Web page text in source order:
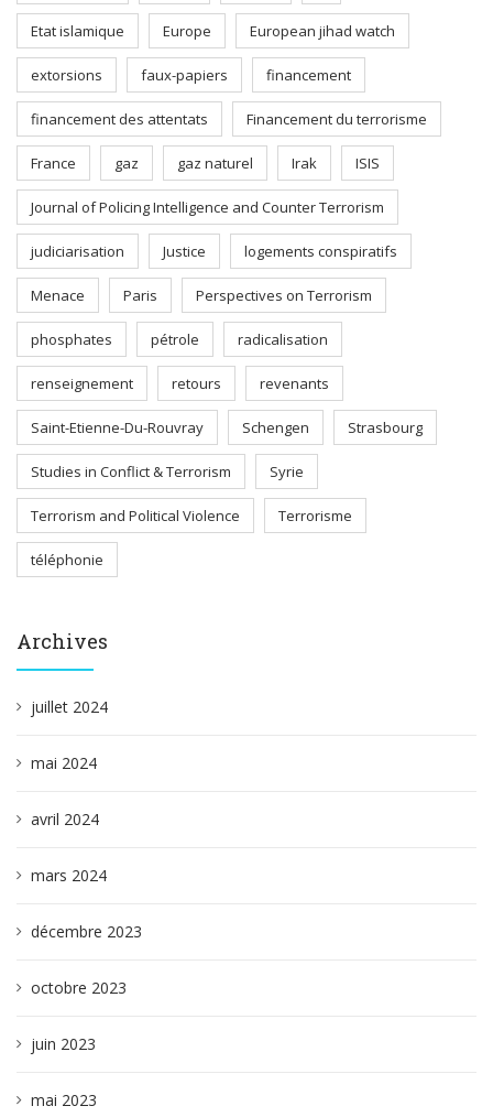
Etat islamique Europe European jihad watch
extorsions faux-papiers financement
financement des attentats Financement du terrorisme
France gaz gaz naturel Irak ISIS
Journal of Policing Intelligence and Counter Terrorism
judiciarisation Justice logements conspiratifs
Menace Paris Perspectives on Terrorism
phosphates pétrole radicalisation
renseignement retours revenants
Saint-Etienne-Du-Rouvray Schengen Strasbourg
Studies in Conflict & Terrorism Syrie
Terrorism and Political Violence Terrorisme
téléphonie
Archives
juillet 2024
mai 2024
avril 2024
mars 2024
décembre 2023
octobre 2023
juin 2023
mai 2023